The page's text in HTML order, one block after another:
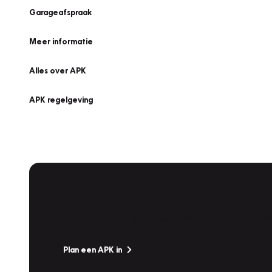
Garageafspraak
Meer informatie
Alles over APK
APK regelgeving
Plan een APK in